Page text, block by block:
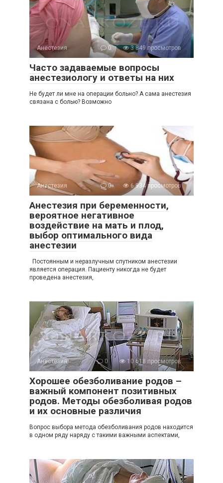
Анестезия 0 3 849 просмотров
Часто задаваемые вопросы
анестезиологу и ответы на них
Не будет ли мне на операции больно? А сама анестезия
связана с болью? Возможно
Анестезия 0 6 934 просмотров
Анестезия при беременности,
вероятное негативное
воздействие на мать и плод,
выбор оптимального вида
анестезии
Постоянным и неразлучным спутником анестезии
является операция. Пациенту никогда не будет
проведена анестезия,
Анестезия 0 10 618 просмотров
Хорошее обезболивание родов –
важный компонент позитивных
родов. Методы обезболивая родов
и их основные различия
Вопрос выбора метода обезболивания родов находится
в одном ряду наряду с такими важными аспектами,